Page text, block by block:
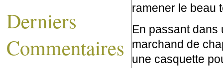
ramener le beau
En passant dans
marchand de
une casquette
Derniers
Commentaires